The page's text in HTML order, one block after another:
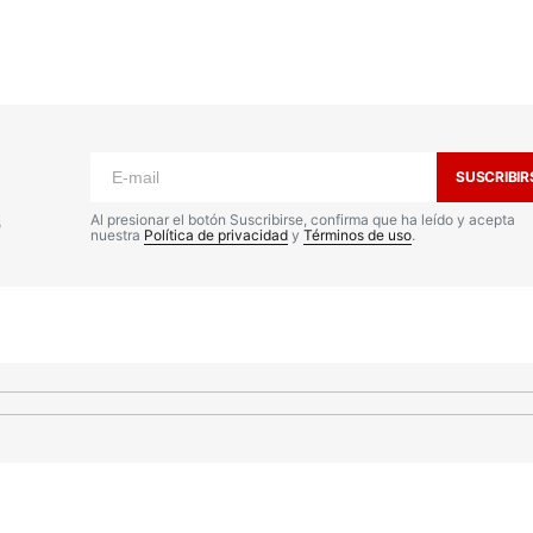
y
Al presionar el botón Suscribirse, confirma que ha leído y acepta
nuestra Política de privacidad y Términos de uso.